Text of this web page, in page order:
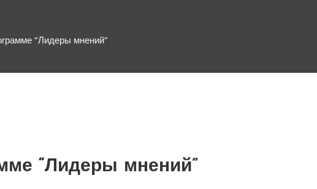
“Лидеры мнений”
“Лидеры мнений”